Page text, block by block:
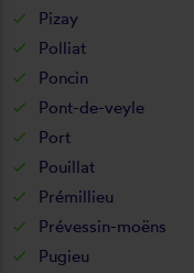
Pizay
Polliat
Poncin
Pont-de-veyle
Port
Pouillat
Prémillieu
Prévessin-moëns
Pugieu